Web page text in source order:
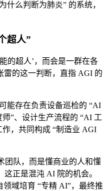
什么判断为肺炎” 的系统，
超人”
的超人’，而会是一群在各
雷的这一判断，直指 AGI 的
能存在负责设备巡检的 “AI
”、设计生产流程的 “AI 工
，共同构成 “制造业 AGI
团队，而是懂商业的人和懂
正是混沌 AI 院的机会。
域培育 “专精 AI”，最终推